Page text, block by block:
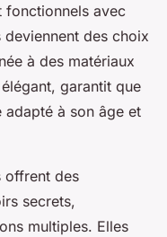
fonctionnels avec
des choix
à des matériaux
garantit que
à son âge et
offrent des
secrets,
multiples. Elles